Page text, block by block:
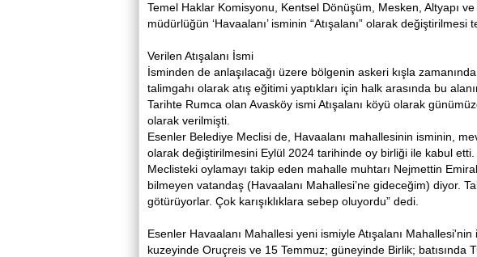
Temel Haklar Komisyonu, Kentsel Dönüşüm, Mesken, Altyapı
müdürlüğün ‘Havaalanı’ isminin “Atışalanı” olarak değiştirilmesi
Verilen Atışalanı İsmi
İsminden de anlaşılacağı üzere bölgenin askeri kışla
talimgahı olarak atış eğitimi yaptıkları için halk arasında bu
Tarihte Rumca olan Avasköy ismi Atışalanı köyü olarak
olarak verilmişti.
Esenler Belediye Meclisi de, Havaalanı mahallesinin isminin,
olarak değiştirilmesini Eylül 2024 tarihinde oy birliği ile kabul etti.
Meclisteki oylamayı takip eden mahalle muhtarı Nejmettin
bilmeyen vatandaş (Havaalanı Mahallesi’ne gideceğim) diyor.
götürüyorlar. Çok karışıklıklara sebep oluyordu” dedi.
Esenler Havaalanı Mahallesi yeni ismiyle Atışalanı Mahallesi'nin
kuzeyinde Oruçreis ve 15 Temmuz; güneyinde Birlik; batısında